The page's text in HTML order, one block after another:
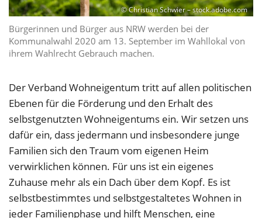
© Christian Schwier – stock.adobe.com
Bürgerinnen und Bürger aus NRW werden bei der
Kommunalwahl 2020 am 13. September im Wahllokal von
ihrem Wahlrecht Gebrauch machen.
Der Verband Wohneigentum tritt auf allen politischen
Ebenen für die Förderung und den Erhalt des
selbstgenutzten Wohneigentums ein. Wir setzen uns
dafür ein, dass jedermann und insbesondere junge
Familien sich den Traum vom eigenen Heim
verwirklichen können. Für uns ist ein eigenes
Zuhause mehr als ein Dach über dem Kopf. Es ist
selbstbestimmtes und selbstgestaltetes Wohnen in
jeder Familienphase und hilft Menschen, eine